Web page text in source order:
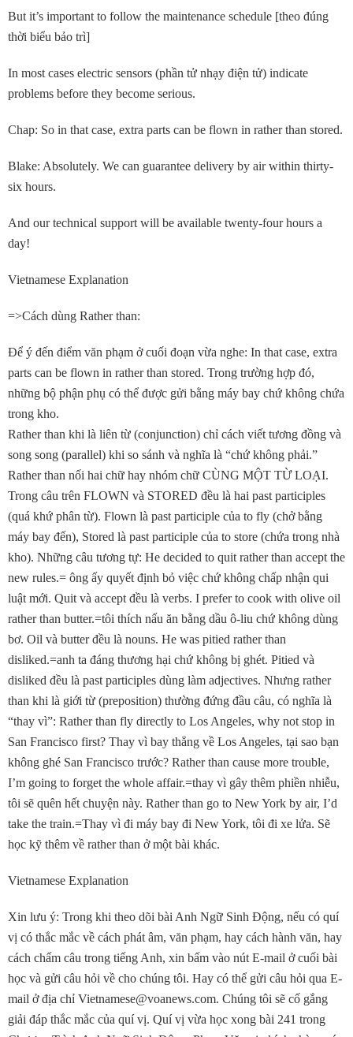
But it’s important to follow the maintenance schedule [theo đúng
thời biểu bảo trì]
In most cases electric sensors (phần tử nhạy điện tử) indicate
problems before they become serious.
Chap: So in that case, extra parts can be flown in rather than stored.
Blake: Absolutely. We can guarantee delivery by air within thirty-
six hours.
And our technical support will be available twenty-four hours a
day!
Vietnamese Explanation
=>Cách dùng Rather than:
Ðể ý đến điểm văn phạm ở cuối đoạn vừa nghe: In that case, extra
parts can be flown in rather than stored. Trong trường hợp đó,
những bộ phận phụ có thể được gửi bằng máy bay chứ không chứa
trong kho.
Rather than khi là liên từ (conjunction) chỉ cách viết tương đồng và
song song (parallel) khi so sánh và nghĩa là “chứ không phải.”
Rather than nối hai chữ hay nhóm chữ CÙNG MỘT TỪ LOẠI.
Trong câu trên FLOWN và STORED đều là hai past participles
(quá khứ phân từ). Flown là past participle của to fly (chở bằng
máy bay đến), Stored là past participle của to store (chứa trong nhà
kho). Những câu tương tự: He decided to quit rather than accept the
new rules.= ông ấy quyết định bỏ việc chứ không chấp nhận qui
luật mới. Quit và accept đều là verbs. I prefer to cook with olive oil
rather than butter.=tôi thích nấu ăn bằng dầu ô-liu chứ không dùng
bơ. Oil và butter đều là nouns. He was pitied rather than
disliked.=anh ta đáng thương hại chứ không bị ghét. Pitied và
disliked đều là past participles dùng làm adjectives. Nhưng rather
than khi là giới từ (preposition) thường đứng đầu câu, có nghĩa là
“thay vì”: Rather than fly directly to Los Angeles, why not stop in
San Francisco first? Thay vì bay thẳng về Los Angeles, tại sao bạn
không ghé San Francisco trước? Rather than cause more trouble,
I’m going to forget the whole affair.=thay vì gây thêm phiền nhiễu,
tôi sẽ quên hết chuyện này. Rather than go to New York by air, I’d
take the train.=Thay vì đi máy bay đi New York, tôi đi xe lửa. Sẽ
học kỹ thêm về rather than ở một bài khác.
Vietnamese Explanation
Xin lưu ý: Trong khi theo dõi bài Anh Ngữ Sinh Ðộng, nếu có quí
vị có thắc mắc về cách phát âm, văn phạm, hay cách hành văn, hay
cách chấm câu trong tiếng Anh, xin bấm vào nút E-mail ở cuối bài
học và gửi câu hỏi về cho chúng tôi. Hay có thể gửi câu hỏi qua E-
mail ở địa chỉ Vietnamese@voanews.com. Chúng tôi sẽ cố gắng
giải đáp thắc mắc của quí vị. Quí vị vừa học xong bài 241 trong